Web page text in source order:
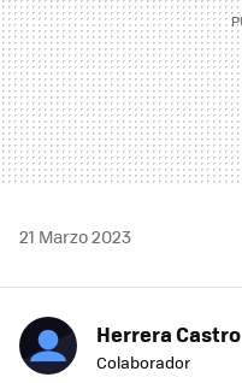
21 Marzo 2023
Herrera Castro
Colaborador